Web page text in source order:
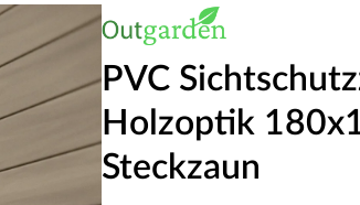
PVC
Holzoptik
Steckzaun